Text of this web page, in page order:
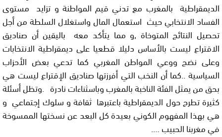
الديمقراطية بالمغرب مع تدني قيم المواطنة و تزايد مستوى
الفساد الانتخابي حيث استعمال المال واستغلال السلطة من أجل
تحصيل النتائج المتوخاة ,و مما يتأكد معه باليقين أن صناديق
الاقتراع ليست بالأساس دليلا قطعيا على ديمقراطية الانتخابات
وعلى نضج ووعي المواطن المغربي كما تدعي بعض الأحزاب
السياسية ..كما أن النخب التي أفرزتها صناديق الإقتراع ليست هي
بحق من يمثل الفئة الناخبة بالمغرب وباسثناءات نادرة .وتظل أسئلة
كثيرة تطرح حول الديمقراطية باعتبرها ثقافة و سلوك إجتماعي و
هي بهذا المفهوم الكوني بعيدة كل البعد عن نسختها الممسوخة
في مغربنا الحبيب ….